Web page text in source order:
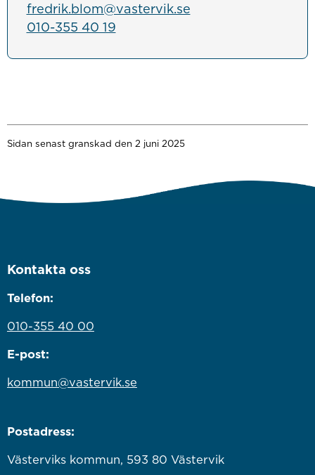
fredrik.blom@vastervik.se
010-355 40 19
Sidan senast granskad den 2 juni 2025
Kontakta oss
Telefon:
010-355 40 00
E-post:
kommun@vastervik.se
Postadress:
Västerviks kommun, 593 80 Västervik